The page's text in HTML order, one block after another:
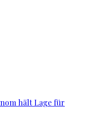
hält Lage für